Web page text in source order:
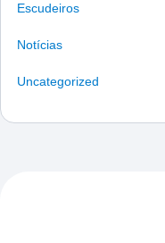
Escudeiros
Notícias
Uncategorized